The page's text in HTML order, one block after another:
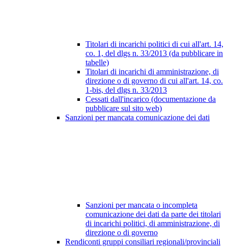
Titolari di incarichi politici di cui all'art. 14,
co. 1, del dlgs n. 33/2013 (da pubblicare in
tabelle)
Titolari di incarichi di amministrazione, di
direzione o di governo di cui all'art. 14, co.
1-bis, del dlgs n. 33/2013
Cessati dall'incarico (documentazione da
pubblicare sul sito web)
Sanzioni per mancata comunicazione dei dati
Sanzioni per mancata o incompleta
comunicazione dei dati da parte dei titolari
di incarichi politici, di amministrazione, di
direzione o di governo
Rendiconti gruppi consiliari regionali/provinciali